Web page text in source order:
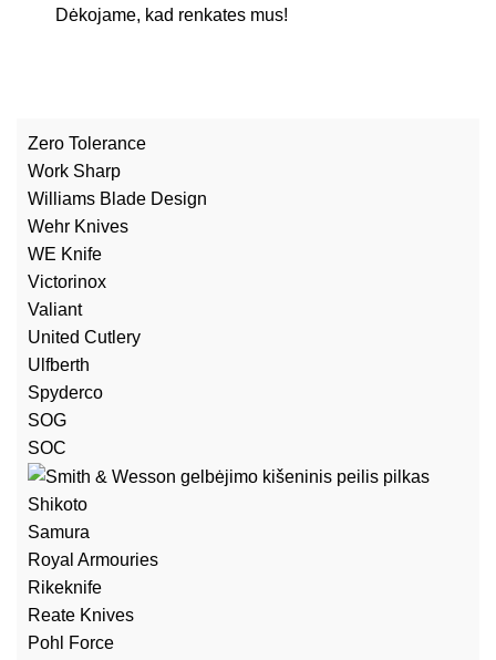
Dėkojame, kad renkates mus!
Zero Tolerance
Work Sharp
Williams Blade Design
Wehr Knives
WE Knife
Victorinox
Valiant
United Cutlery
Ulfberth
Spyderco
SOG
SOC
Shikoto
Samura
Royal Armouries
Rikeknife
Reate Knives
Pohl Force